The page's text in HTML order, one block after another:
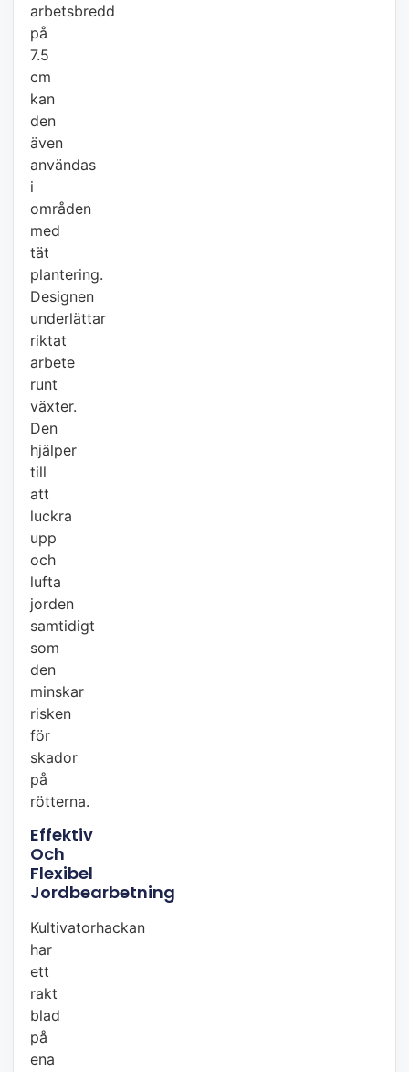
arbetsbredd
på
7.5
cm
kan
den
även
användas
i
områden
med
tät
plantering.
Designen
underlättar
riktat
arbete
runt
växter.
Den
hjälper
till
att
luckra
upp
och
lufta
jorden
samtidigt
som
den
minskar
risken
för
skador
på
rötterna.
Effektiv
Och
Flexibel
Jordbearbetning
Kultivatorhackan
har
ett
rakt
blad
på
ena